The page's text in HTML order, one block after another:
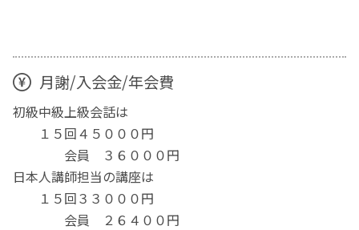
月謝/入会金/年会費
初級中級上級会話は
１５回４５０００円
会員 ３６０００円
日本人講師担当の講座は
１５回３３０００円
会員 ２６４００円